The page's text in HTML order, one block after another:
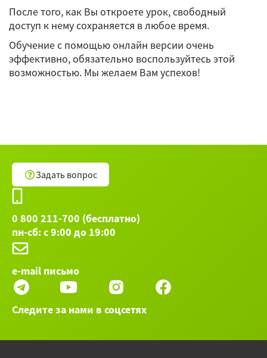
После того, как Вы откроете урок, свободный
доступ к нему сохраняется в любое время.
Обучение с помощью онлайн версии очень
эффективно, обязательно воспользуйтесь этой
возможностью. Мы желаем Вам успехов!
Задать вопрос
0 800 211-700 (бесплатно)
пн-сб: с 9:00 до 19:00
e-mail письмо
Следите за нами в соцсетях